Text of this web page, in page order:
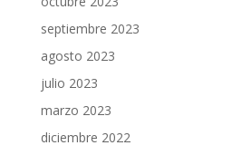
septiembre 2023
agosto 2023
julio 2023
marzo 2023
diciembre 2022